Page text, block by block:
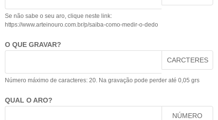
Se não sabe o seu aro, clique neste link:
https://www.arteinouro.com.br/p/saiba-como-medir-o-dedo
O QUE GRAVAR?
CARCTERES
Número máximo de caracteres: 20. Na gravação pode perder até 0,05 grs
QUAL O ARO?
NÚMERO